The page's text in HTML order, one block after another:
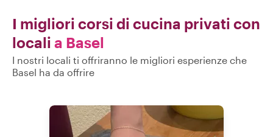
I migliori corsi di cucina privati con
locali a Basel
I nostri locali ti offriranno le migliori esperienze che
Basel ha da offrire